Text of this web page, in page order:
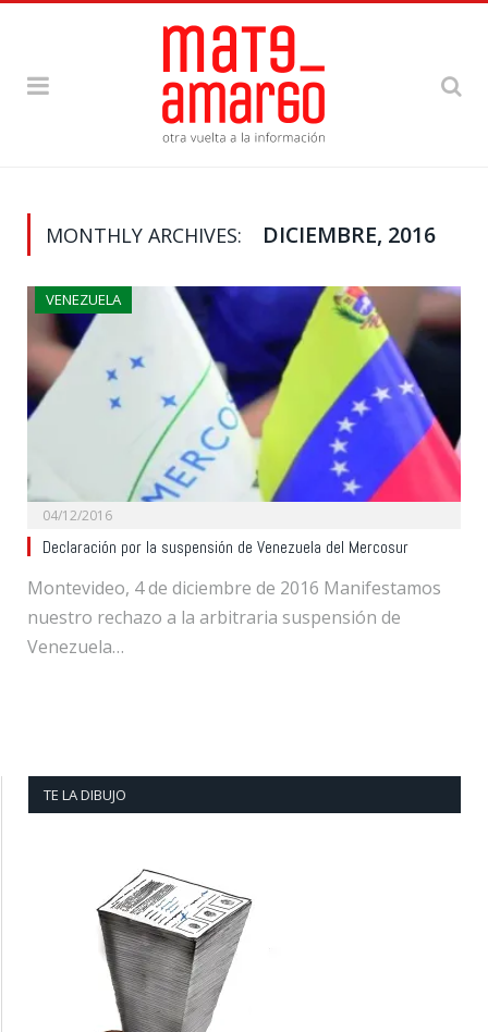
MONTHLY ARCHIVES: DICIEMBRE, 2016
VENEZUELA
04/12/2016
Declaración por la suspensión de Venezuela del Mercosur
Montevideo, 4 de diciembre de 2016 Manifestamos
nuestro rechazo a la arbitraria suspensión de
Venezuela…
TE LA DIBUJO